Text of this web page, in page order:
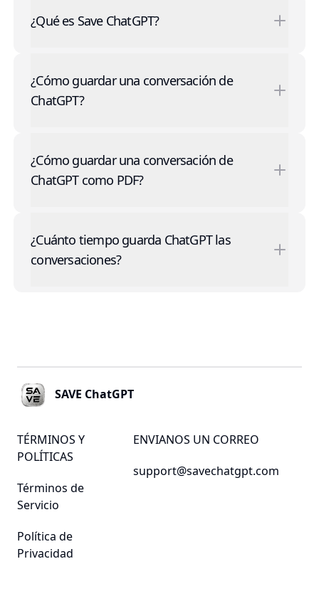
¿Qué es Save ChatGPT?
¿Cómo guardar una conversación de
ChatGPT?
¿Cómo guardar una conversación de
ChatGPT como PDF?
¿Cuánto tiempo guarda ChatGPT las
conversaciones?
SAVE ChatGPT
TÉRMINOS Y
POLÍTICAS
Términos de
Servicio
Política de
Privacidad
ENVIANOS UN CORREO
support@savechatgpt.com